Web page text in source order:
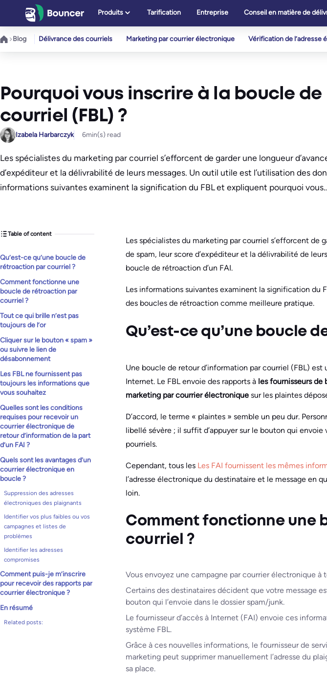
contenu
Produits Tarification Entreprise Conseil en matière de
Blog Délivrance des courriels Marketing par courrier électronique Vérification de l’adresse
Pourquoi vous inscrire à la boucle
courriel (FBL) ?
Izabela Harbarczyk 6min(s) read
Les spécialistes du marketing par courriel s’efforcent de garder une longueur
d’expéditeur et la délivrabilité de leurs messages. Un outil utile est l’utilisation des
informations suivantes examinent la signification du FBL et expliquent pourquoi
Table of content
Qu’est-ce qu’une boucle de
rétroaction par courriel ?
Comment fonctionne une
boucle de rétroaction par
courriel ?
Tout ce qui brille n’est pas
toujours de l’or
Cliquer sur le bouton « spam »
ou suivre le lien de
désabonnement
Les FBL ne fournissent pas
toujours les informations que
vous souhaitez
Quelles sont les conditions
requises pour recevoir un
courrier électronique de
retour d’information de la part
d’un FAI ?
Quels sont les avantages d’un
courrier électronique en
boucle ?
Suppression des adresses
électroniques des plaignants
Identifier vos plus faibles ou vos
campagnes et listes de
problèmes
Identifier les adresses
compromises
Comment puis-je m’inscrire
pour recevoir des rapports par
courrier électronique ?
En résumé
Related posts:
Les spécialistes du marketing par courriel s’efforcent de
de spam, leur score d’expéditeur et la délivrabilité de
boucle de rétroaction d’un FAI.
Les informations suivantes examinent la signification du
des boucles de rétroaction comme meilleure pratique.
Qu’est-ce qu’une boucle
Une boucle de retour d’information par courriel (FBL)
Internet. Le FBL envoie des rapports à les fournisseurs
marketing par courrier électronique sur les plaintes
D’accord, le terme « plaintes » semble un peu dur.
libellé sévère ; il suffit d’appuyer sur le bouton qui
pourriels.
Cependant, tous les Les FAI fournissent les mêmes
l’adresse électronique du destinataire et le message en
loin.
Comment fonctionne une
courriel ?
Vous envoyez une campagne par courrier électronique à
Certains des destinataires décident que votre message
bouton qui l’envoie dans le dossier spam/junk.
Le fournisseur d’accès à Internet (FAI) envoie ces
système FBL.
Grâce à ces nouvelles informations, le fournisseur de
marketing peut supprimer manuellement l’adresse du
sa place.